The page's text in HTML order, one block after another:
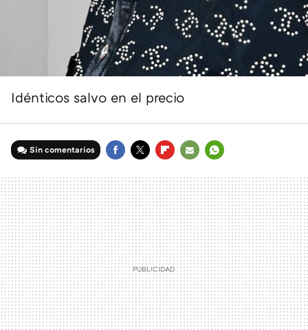
Idénticos salvo en el precio
Sin comentarios
MAIL